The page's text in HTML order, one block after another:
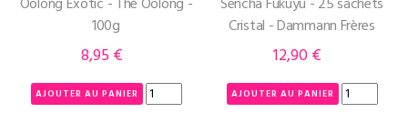
Oolong Exotic - Thé Oolong -
100g
Prix
8,95 €
AJOUTER AU PANIER
Sencha Fukuyu - 25 sachets
Cristal - Dammann Frères
Prix
12,90 €
AJOUTER AU PANIER